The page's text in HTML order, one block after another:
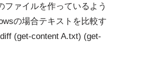
ァイルを作っているよう
の場合テキストを比較す
(get-content A.txt) (get-